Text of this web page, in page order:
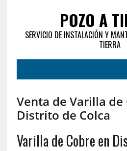
POZO A
SERVICIO DE INSTALACIÓN Y
TIERRA
Venta de Varilla de
Distrito de Colca
Varilla de Cobre en